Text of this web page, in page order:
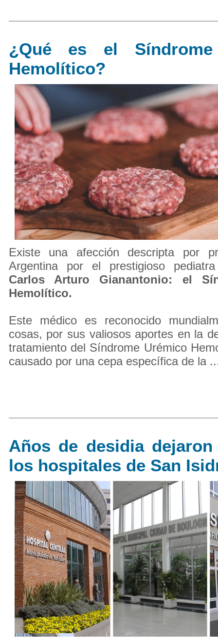
¿Qué es el Síndrome
Hemolítico?
Existe una afección descripta por
Argentina por el prestigioso
Carlos Arturo Gianantonio: el
Hemolítico.
Este médico es reconocido
cosas, por sus valiosos aportes en la
tratamiento del Síndrome Urémico
causado por una cepa específica de la
Años de desidia
los hospitales de San